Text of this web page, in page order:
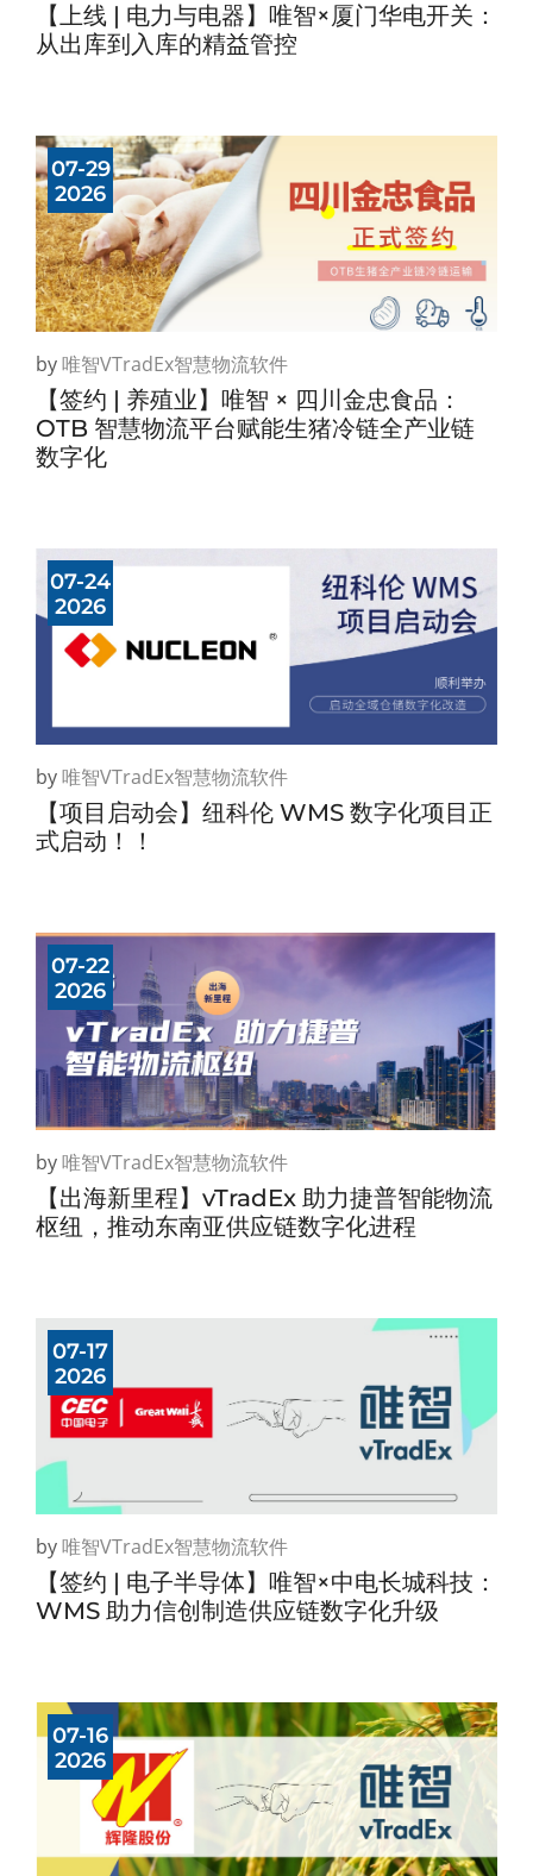
【上线 | 电力与电器】唯智×厦门华电开关：
从出库到入库的精益管控
07-29
2026
by唯智vTradEx智慧物流软件
【签约 | 养殖业】唯智 × 四川金忠食品：
OTB 智慧物流平台赋能生猪冷链全产业链
数字化
07-24
2026
by唯智vTradEx智慧物流软件
【项目启动会】纽科伦 WMS 数字化项目正
式启动！！
07-22
2026
by唯智vTradEx智慧物流软件
【出海新里程】vTradEx 助力捷普智能物流
枢纽，推动东南亚供应链数字化进程
07-17
2026
by唯智vTradEx智慧物流软件
【签约 | 电子半导体】唯智×中电长城科技：
WMS 助力信创制造供应链数字化升级
07-16
2026